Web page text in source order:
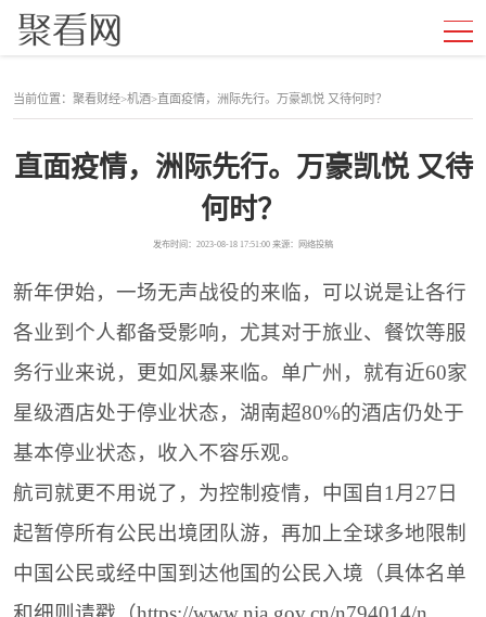
当前位置： 聚看财经>机酒>直面疫情，洲际先行。万豪凯悦 又待何时？
直面疫情，洲际先行。万豪凯悦 又待
何时？
发布时间：2023-08-18 17:51:00 来源：网络投稿
新年伊始，一场无声战役的来临，可以说是让各行
各业到个人都备受影响，尤其对于旅业、餐饮等服
务行业来说，更如风暴来临。单广州，就有近60家
星级酒店处于停业状态，湖南超80%的酒店仍处于
基本停业状态，收入不容乐观。
航司就更不用说了，为控制疫情，中国自1月27日
起暂停所有公民出境团队游，再加上全球多地限制
中国公民或经中国到达他国的公民入境（具体名单